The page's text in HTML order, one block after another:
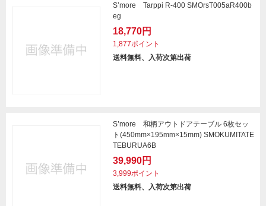
S’more Tarppi R-400 SMOrsT005aR400b
eg
18,770円
1,877ポイント
送料無料、入荷次第出荷
S’more 和柄アウトドアテーブル 6枚セッ
ト(450mm×195mm×15mm) SMOKUMITATE
TEBURUA6B
39,990円
3,999ポイント
送料無料、入荷次第出荷